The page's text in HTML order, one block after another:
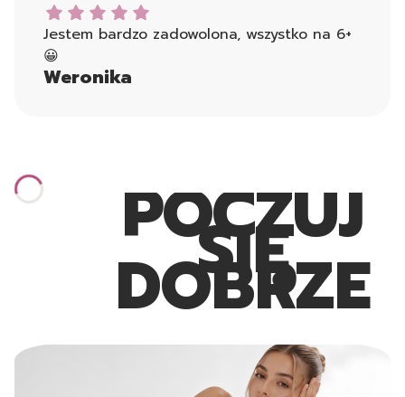
Weronika dał ocenę: 5
Jestem bardzo zadowolona, wszystko na 6+
😀
Weronika
POCZUJ
SIĘ
DOBRZE